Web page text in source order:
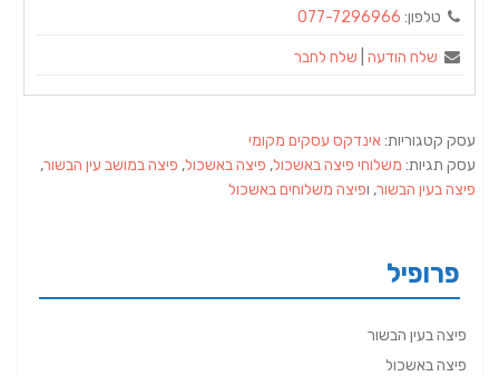
טלפון: 077-7296966
שלח הודעה שלח לחבר
עסק קטגוריות:אינדקס עסקים מקומי
עסק תגיות: משלוחי פיצה באשכול, פיצה באשכול, פיצה במושב עין הבשור,
פיצה בעין הבשור, ופיצה משלוחים באשכול
פרופיל
פיצה בעין הבשור
פיצה באשכול